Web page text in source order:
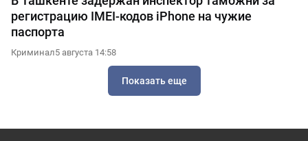
регистрацию IMEI-кодов iPhone на чужие
паспорта
Криминал5 августа 14:58
Показать еще